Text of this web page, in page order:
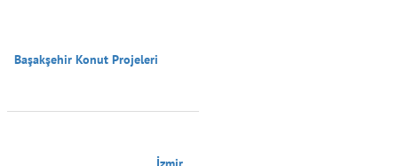
Başakşehir Konut Projeleri